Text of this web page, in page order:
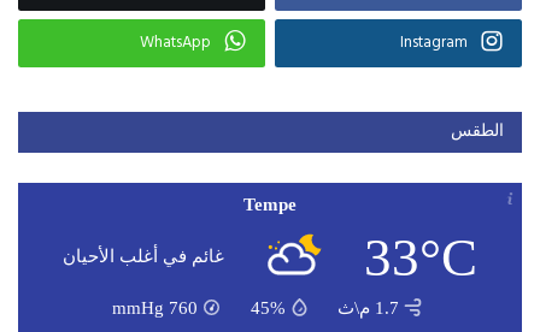
Instagram
WhatsApp
الطقس
Tempe
33°C غائم في أغلب الأحيان
1.7 م\ث 45%
760
mmHg